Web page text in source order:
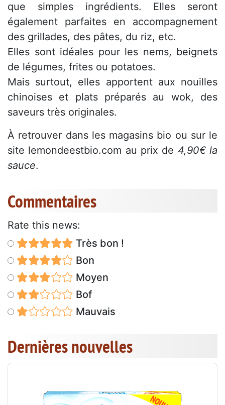
que simples ingrédients. Elles seront
également parfaites en accompagnement
des grillades, des pâtes, du riz, etc.
Elles sont idéales pour les nems, beignets
de légumes, frites ou potatoes.
Mais surtout, elles apportent aux nouilles
chinoises et plats préparés au wok, des
saveurs très originales.
À retrouver dans les magasins bio ou sur le
site lemondeestbio.com au prix de 4,90€ la
sauce.
Commentaires
Rate this news:
Très bon !
Bon
Moyen
Bof
Mauvais
Dernières nouvelles